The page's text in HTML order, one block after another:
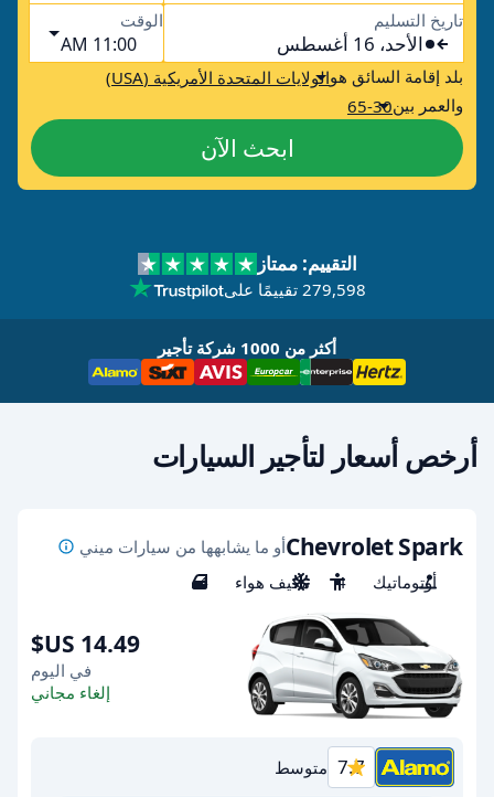
تاريخ التسليم
الأحد، 16 أغسطس
الوقت
11:00 AM
بلد إقامة السائق هوالولايات المتحدة الأمريكية (USA)
والعمر بين65-30
ابحث الآن
التقييم: ممتاز
279,598 تقييمًا على
أكثر من 1000 شركة تأجير
أرخص أسعار لتأجير السيارات
Chevrolet Sparkأو ما يشابهها من سيارات ميني
أوتوماتيك
4 مكيف هواء 4
في اليوم
إلغاء مجاني
7.7 متوسط